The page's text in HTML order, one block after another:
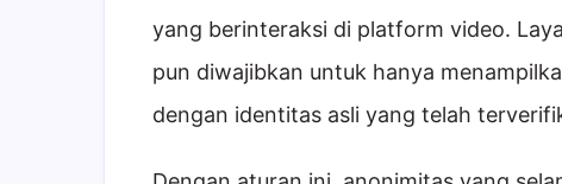
yang berinteraksi di platform video.
pun diwajibkan untuk hanya
dengan identitas asli yang telah